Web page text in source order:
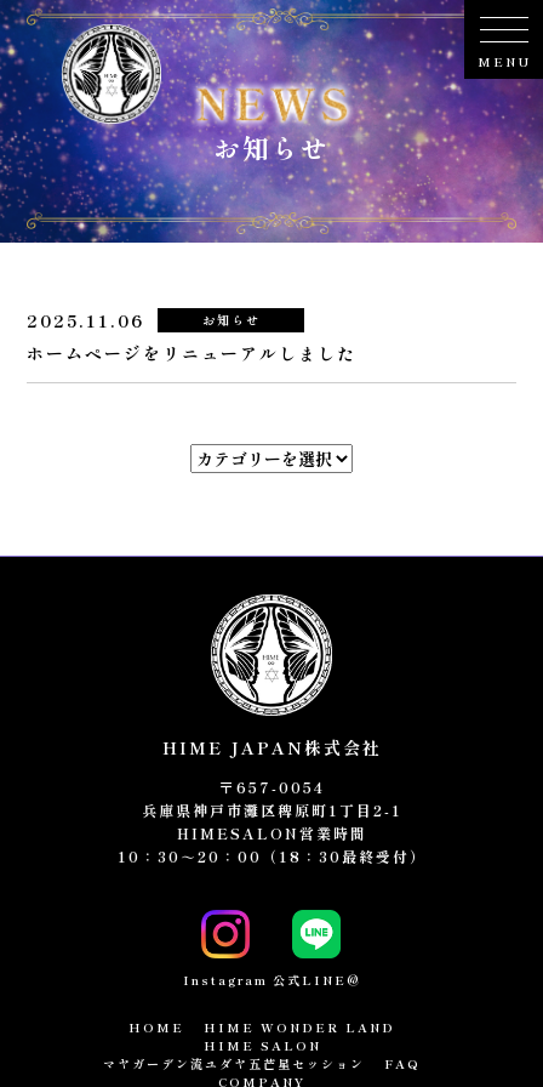
2025.11.06 お知らせ
ホームページをリニューアルしました
HIME JAPAN株式会社
〒657-0054
兵庫県神戸市灘区稗原町1丁目2-1
HIMESALON営業時間
10：30～20：00（18：30最終受付）
Instagram 公式LINE@
HOME
HIME WONDER LAND
HIME SALON
マヤガーデン流ユダヤ五芒星セッション
FAQ
COMPANY